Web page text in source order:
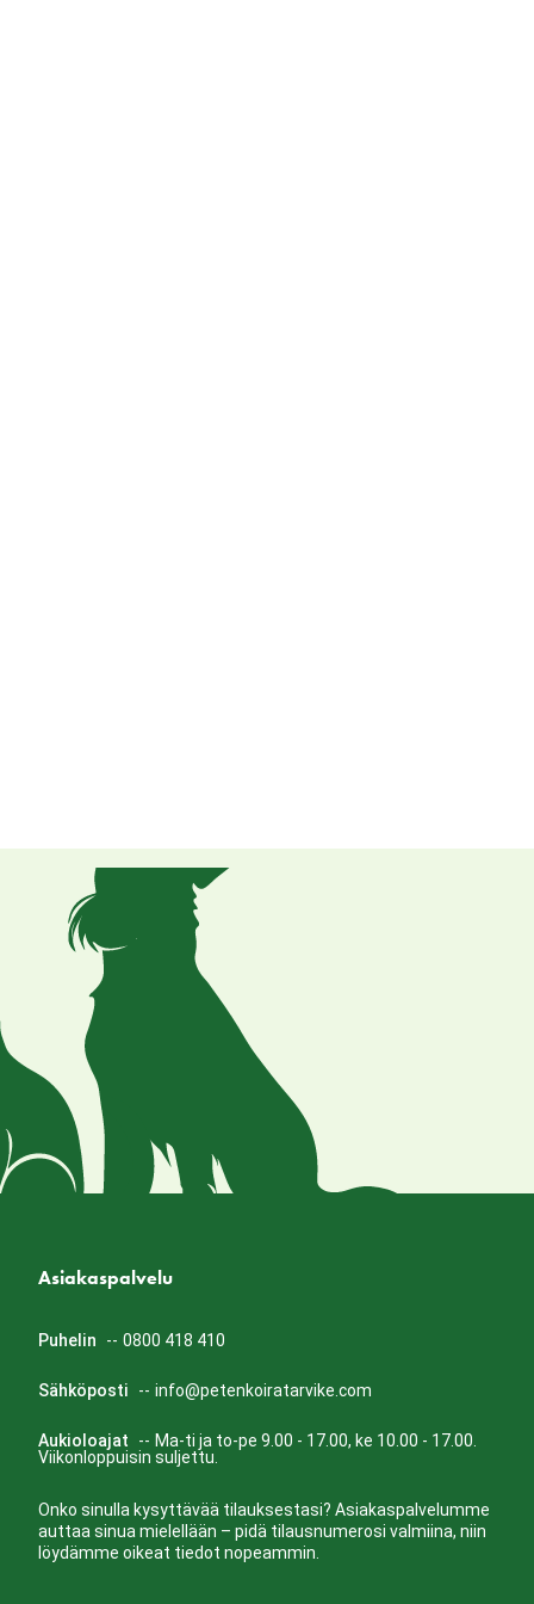
Asiakaspalvelu
Puhelin -- 0800 418 410
Sähköposti -- info@petenkoiratarvike.com
Aukioloajat -- Ma-ti ja to-pe 9.00 - 17.00, ke 10.00 - 17.00.
Viikonloppuisin suljettu.
Onko sinulla kysyttävää tilauksestasi? Asiakaspalvelumme
auttaa sinua mielellään – pidä tilausnumerosi valmiina, niin
löydämme oikeat tiedot nopeammin.